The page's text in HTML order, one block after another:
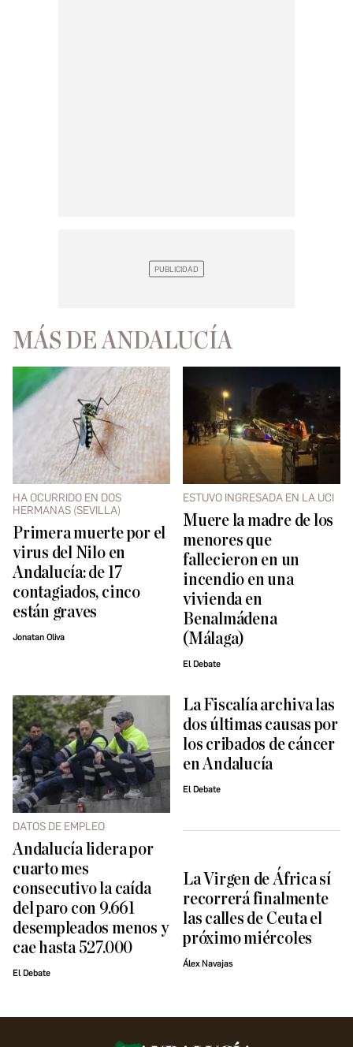
MÁS DE ANDALUCÍA
HA OCURRIDO EN DOS
HERMANAS (SEVILLA)
Primera muerte por el
virus del Nilo en
Andalucía: de 17
contagiados, cinco
están graves
Jonatan Oliva
ESTUVO INGRESADA EN LA UCI
Muere la madre de los
menores que
fallecieron en un
incendio en una
vivienda en
Benalmádena
(Málaga)
El Debate
DATOS DE EMPLEO
Andalucía lidera por
cuarto mes
consecutivo la caída
del paro con 9.661
desempleados menos y
cae hasta 527.000
El Debate
La Fiscalía archiva las
dos últimas causas por
los cribados de cáncer
en Andalucía
El Debate
La Virgen de África sí
recorrerá finalmente
las calles de Ceuta el
próximo miércoles
Álex Navajas